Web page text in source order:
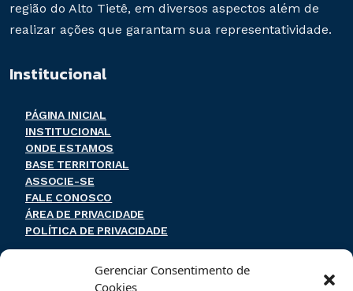
Gerenciar Consentimento de
Cookies
região do Alto Tietê, em diversos aspectos além de
realizar ações que garantam sua representatividade.
Institucional
PÁGINA INICIAL
INSTITUCIONAL
ONDE ESTAMOS
BASE TERRITORIAL
ASSOCIE-SE
FALE CONOSCO
ÁREA DE PRIVACIDADE
POLÍTICA DE PRIVACIDADE
Endereço e contato